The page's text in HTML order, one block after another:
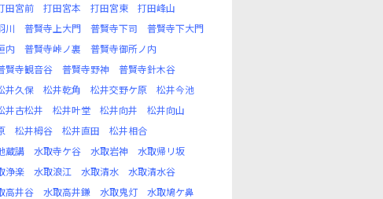
田宮前 打田宮本 打田宮東
打田峰山
川 普賢寺上大門 普賢寺下司
普賢寺下大門
内 普賢寺峠ノ裏
普賢寺御所ノ内
賢寺観音谷 普賢寺野神
普賢寺針木谷
井久保 松井乾角 松井交野ケ原
松井今池
井古松井 松井叶堂 松井向井
松井向山
松井栂谷 松井直田
松井相合
蔵講 水取寺ケ谷 水取岩神
水取帰リ坂
浄楽 水取浪江 水取清水
水取清水谷
高井谷 水取高井鎌 水取鬼灯
水取鳩ケ鼻